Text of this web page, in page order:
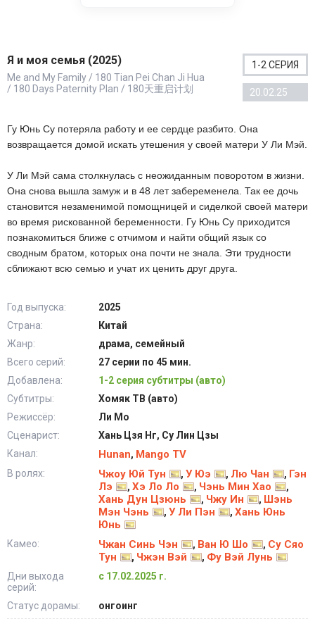
Я и моя семья (2025)
Me and My Family / 180 Tian Pei Chan Ji Hua
/ 180 Days Paternity Plan / 180天重启计划
1-2 СЕРИЯ
20.02.25
Гу Юнь Су потеряла работу и ее сердце разбито. Она
возвращается домой искать утешения у своей матери У Ли Мэй.
У Ли Мэй сама столкнулась с неожиданным поворотом в жизни.
Она снова вышла замуж и в 48 лет забеременела. Так ее дочь
становится незаменимой помощницей и сиделкой своей матери
во время рискованной беременности. Гу Юнь Су приходится
познакомиться ближе с отчимом и найти общий язык со
сводным братом, которых она почти не знала. Эти трудности
сближают всю семью и учат их ценить друг друга.
Год выпуска:
2025
Страна:
Китай
Жанр:
драма, семейный
Всего серий:
27 серии по 45 мин.
Добавлена:
1-2 серия субтитры (авто)
Субтитры:
Хомяк ТВ (авто)
Режиссёр:
Ли Мо
Сценарист:
Хань Цзя Нг, Су Лин Цзы
Канал:
Hunan, Mango TV
В ролях: Чжоу Юй Тун , У Юэ , Лю Чан , Гэн
Лэ
, Хэ Ло Ло , Чэнь Мин Хао ,
Хань Дун Цзюнь , Чжу Ин , Шэнь
Мэн Чэнь
, У Ли Пэн , Хань Юнь
Юнь
Камео: Чжан Синь Чэн , Ван Ю Шо , Су Сяо
Тун
, Чжэн Вэй , Фу Вэй Лунь
Дни выхода
серий:
с 17.02.2025 г.
Статус дорамы: онгоинг